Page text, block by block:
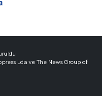
Lda ve The News Group of